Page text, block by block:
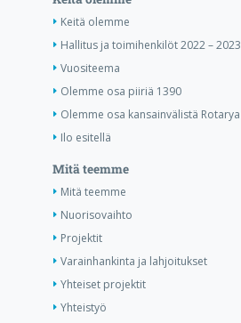
Keitä olemme
Hallitus ja toimihenkilöt 2022 – 2023
Vuositeema
Olemme osa piiriä 1390
Olemme osa kansainvälistä Rotarya
Ilo esitellä
Mitä teemme
Mitä teemme
Nuorisovaihto
Projektit
Varainhankinta ja lahjoitukset
Yhteiset projektit
Yhteistyö